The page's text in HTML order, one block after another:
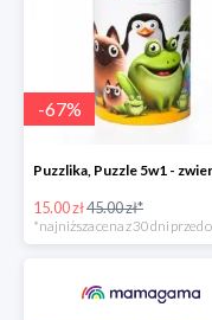
-67%
15.00 zł45.00 zł*